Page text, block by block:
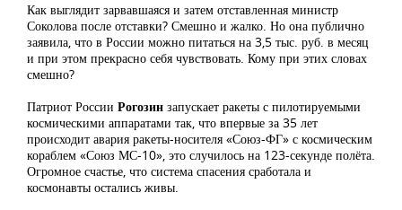
Как выглядит зарвавшаяся и затем отставленная министр
Соколова после отставки? Смешно и жалко. Но она публично
заявила, что в России можно питаться на 3,5 тыс. руб. в месяц
и при этом прекрасно себя чувствовать. Кому при этих словах
смешно?
Патриот России Рогозин запускает ракеты с пилотируемыми
космическими аппаратами так, что впервые за 35 лет
происходит авария ракеты-носителя «Союз-ФГ» с космическим
кораблем «Союз МС-10», это случилось на 123-секунде полёта.
Огромное счастье, что система спасения сработала и
космонавты остались живы.